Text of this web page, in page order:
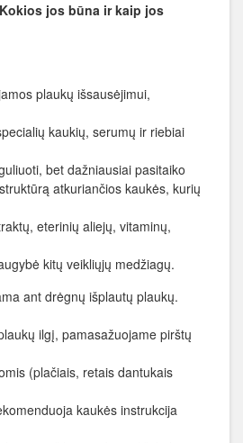
jos būna ir kaip jos
plaukų išsausėjimui,
kaukių, serumų ir riebiai
bet dažniausiai pasitaiko
atkuriančios kaukės, kurių
eterinių aliejų, vitaminų,
kitų veikliųjų medžiagų.
ant drėgnų išplautų plaukų.
ilgį, pamasažuojame pirštų
(plačiais, retais dantukais
kaukės instrukcija